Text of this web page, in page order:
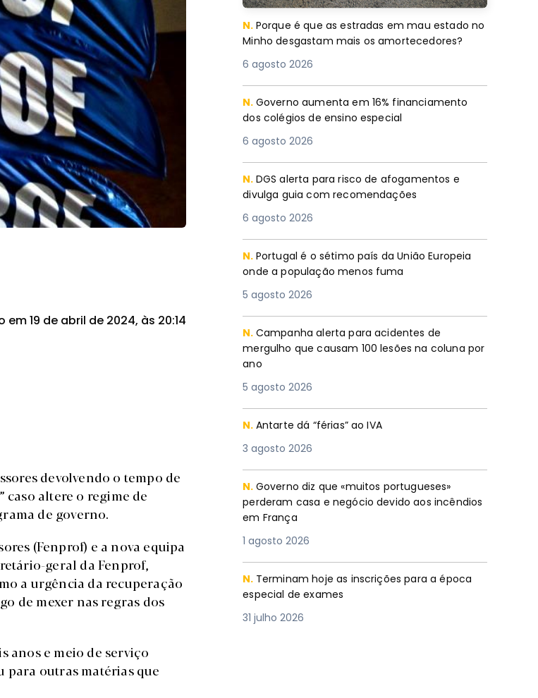
em 19 de abril de 2024, às 20:14
devolvendo o tempo de
caso altere o regime de
de governo.
(Fenprof) e a nova equipa
geral da Fenprof,
a urgência da recuperação
de mexer nas regras dos
anos e meio de serviço
para outras matérias que
N. Porque é que as estradas em mau estado no
Minho desgastam mais os amortecedores?
6 agosto 2026
N. Governo aumenta em 16% financiamento
dos colégios de ensino especial
6 agosto 2026
N. DGS alerta para risco de afogamentos e
divulga guia com recomendações
6 agosto 2026
N. Portugal é o sétimo país da União Europeia
onde a população menos fuma
5 agosto 2026
N. Campanha alerta para acidentes de
mergulho que causam 100 lesões na coluna por
ano
5 agosto 2026
N. Antarte dá “férias” ao IVA
3 agosto 2026
N. Governo diz que «muitos portugueses»
perderam casa e negócio devido aos incêndios
em França
1 agosto 2026
N. Terminam hoje as inscrições para a época
especial de exames
31 julho 2026